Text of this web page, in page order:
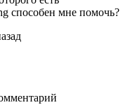
способен мне помочь?